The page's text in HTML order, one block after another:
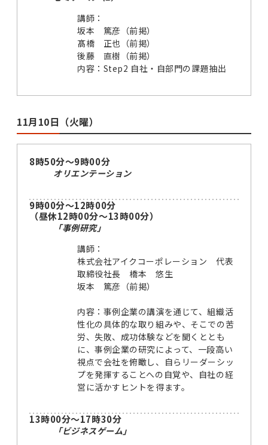
講師：
坂本 篤彦（前掲）
髙橋 正也（前掲）
後藤 直樹（前掲）
内容：Step2 自社・自部門の課題抽出
11月10日（火曜）
8時50分～9時00分
オリエンテーション
9時00分～12時00分
（昼休12時00分～13時00分）
「事例研究」
講師：
株式会社アイクコーポレーション 代表
取締役社長 橋本 悠生
坂本 篤彦（前掲）
内容：事例企業の講演を通じて、組織活
性化の具体的な取り組みや、そこでの苦
労、失敗、成功体験などを聞くととも
に、事例企業の研究によって、一段高い
視点で会社を俯瞰し、自らリーダーシッ
プを発揮することへの自覚や、自社の経
営に活かすヒントを得ます。
13時00分～17時30分
「ビジネスゲーム」